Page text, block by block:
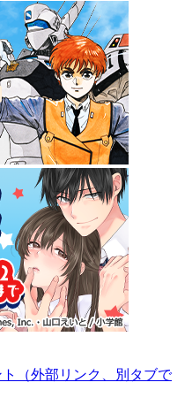
（外部リンク、別タブで